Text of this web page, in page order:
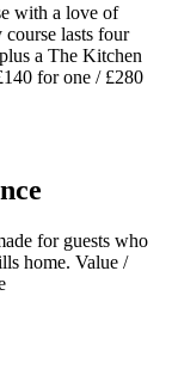
with a love of
lasts four
a The Kitchen
for one / £280
for guests who
home. Value /